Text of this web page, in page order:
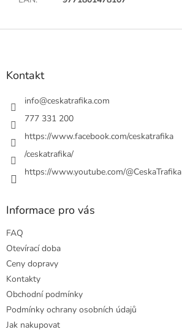
Z
Kontakt
info@ceskatrafika.com
777 331 200
https://www.facebook.com/ceskatrafika
/ceskatrafika/
https://www.youtube.com/@CeskaTrafika
Informace pro vás
FAQ
Otevírací doba
Ceny dopravy
Kontakty
Obchodní podmínky
Podmínky ochrany osobních údajů
Jak nakupovat